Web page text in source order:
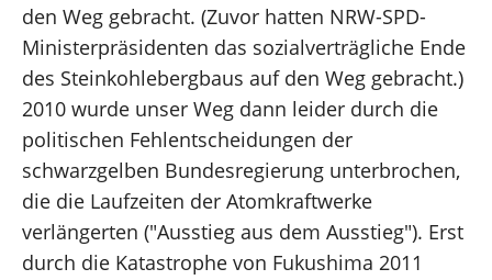
den Weg gebracht. (Zuvor hatten NRW-SPD-
Ministerpräsidenten das sozialverträgliche Ende
des Steinkohlebergbaus auf den Weg gebracht.)
2010 wurde unser Weg dann leider durch die
politischen Fehlentscheidungen der
schwarzgelben Bundesregierung unterbrochen,
die die Laufzeiten der Atomkraftwerke
verlängerten ("Ausstieg aus dem Ausstieg"). Erst
durch die Katastrophe von Fukushima 2011